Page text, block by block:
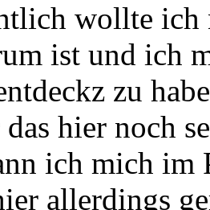
wollte ich
ist und ich
zu
das hier noch
ich mich im
allerdings